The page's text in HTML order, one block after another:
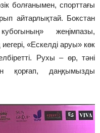
болғанымен, спорттағы
айтарлықтай. Бокстан
жеңімпазы,
«Ескелді аруы» көк
Рухы – өр, тәні
қорғап, даңқымызды